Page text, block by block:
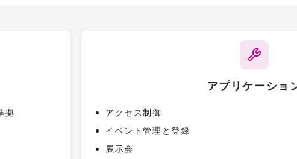
拠
アプリケーショ
アクセス制御
イベント管理と登録
展示会